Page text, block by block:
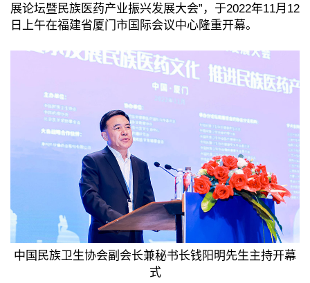
展论坛暨民族医药产业振兴发展大会”，于2022年11月12
日上午在福建省厦门市国际会议中心隆重开幕。
中国民族卫生协会副会长兼秘书长钱阳明先生主持开幕
式